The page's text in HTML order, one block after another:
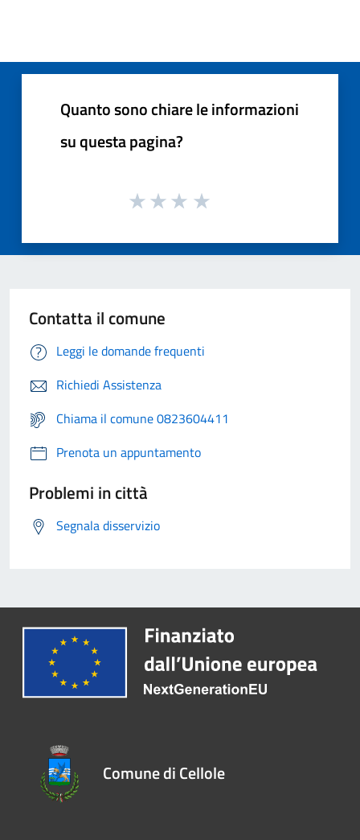
Quanto sono chiare le informazioni
su questa pagina?
Contatta il comune
Leggi le domande frequenti
Richiedi Assistenza
Chiama il comune 0823604411
Prenota un appuntamento
Problemi in città
Segnala disservizio
Comune di Cellole